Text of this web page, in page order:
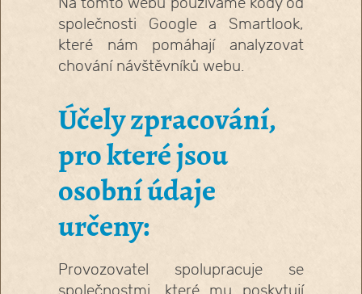
Na tomto webu používáme kódy od
společnosti Google a Smartlook,
které nám pomáhají analyzovat
chování návštěvníků webu.
Účely zpracování,
pro které jsou
osobní údaje
určeny:
Provozovatel spolupracuje se